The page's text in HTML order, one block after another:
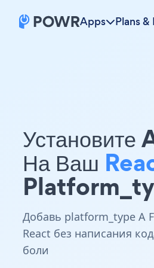
Apps Plans
На Ваш
Добавь platform_type A
React без написания
боли